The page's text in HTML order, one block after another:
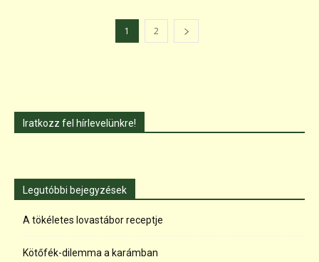
1 2
Iratkozz fel hírlevelünkre!
Legutóbbi bejegyzések
A tökéletes lovastábor receptje
Kötőfék-dilemma a karámban